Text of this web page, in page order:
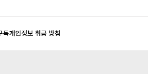
독개인정보 취급 방침